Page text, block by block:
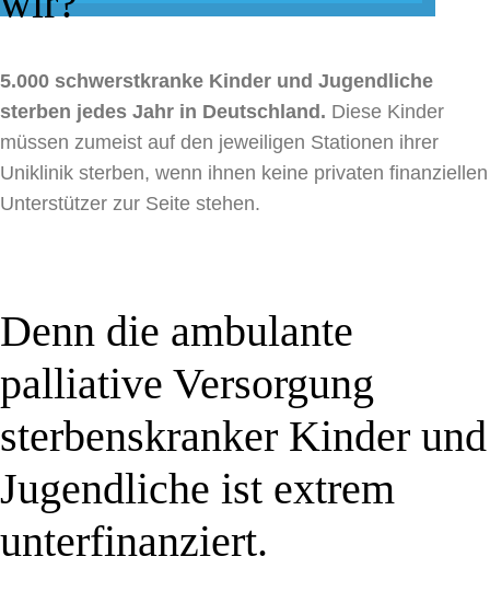
5.000 schwerstkranke Kinder und Jugendliche
sterben jedes Jahr in Deutschland. Diese Kinder
müssen zumeist auf den jeweiligen Stationen ihrer
Uniklinik sterben, wenn ihnen keine privaten finanziellen
Unterstützer zur Seite stehen.
Denn die ambulante
palliative Versorgung
sterbenskranker Kinder und
Jugendliche ist extrem
unterfinanziert.